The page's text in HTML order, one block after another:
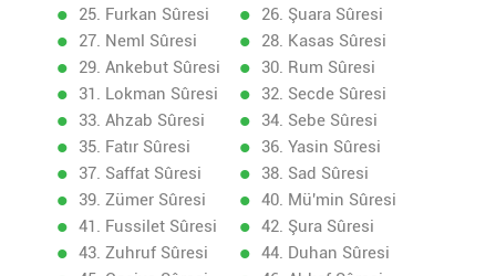
25. Furkan Sûresi
26. Şuara Sûresi
27. Neml Sûresi
28. Kasas Sûresi
29. Ankebut Sûresi
30. Rum Sûresi
31. Lokman Sûresi
32. Secde Sûresi
33. Ahzab Sûresi
34. Sebe Sûresi
35. Fatır Sûresi
36. Yasin Sûresi
37. Saffat Sûresi
38. Sad Sûresi
39. Zümer Sûresi
40. Mü'min Sûresi
41. Fussilet Sûresi
42. Şura Sûresi
43. Zuhruf Sûresi
44. Duhan Sûresi